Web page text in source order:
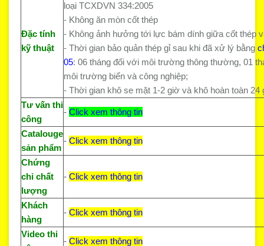
Đặc tính
kỹ thuật
loại TCXDVN 334:2005
- Không ăn mòn cốt thép
- Không ảnh hưởng tới lực bám dính giữa cốt thép
- Thời gian bảo quản thép gỉ sau khi đã xử lý bằng
05: 06 tháng đối với môi trường thông thường, 01
môi trường biển và công nghiệp;
- Thời gian khô se mặt 1-2 giờ và khô hoàn toàn 24
Tư vấn thi
công
- Click xem thông tin
Catalouge
sản phẩm
- Click xem thông tin
Chứng
chỉ chất
lượng
- Click xem thông tin
Khách
hàng
- Click xem thông tin
Video thi
- Click xem thông tin